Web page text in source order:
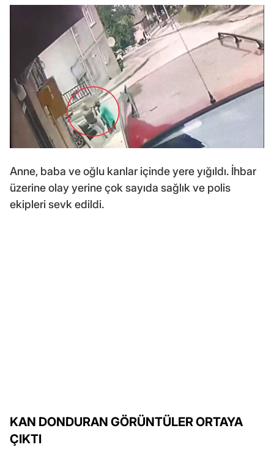
Anne, baba ve oğlu kanlar içinde yere yığıldı. İhbar
üzerine olay yerine çok sayıda sağlık ve polis
ekipleri sevk edildi.
KAN DONDURAN GÖRÜNTÜLER ORTAYA
ÇIKTI